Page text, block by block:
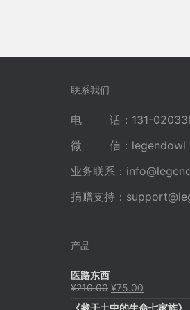
联系我们
电 话：131-
微 信：legendowl（
业务联系：
捐赠支持：
产品
医路东西
¥210.00 原
¥75.00